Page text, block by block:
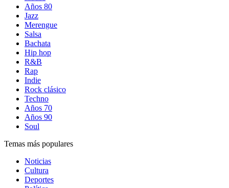
Años 80
Jazz
Merengue
Salsa
Bachata
Hip hop
R&B
Rap
Indie
Rock clásico
Techno
Años 70
Años 90
Soul
Temas más populares
Noticias
Cultura
Deportes